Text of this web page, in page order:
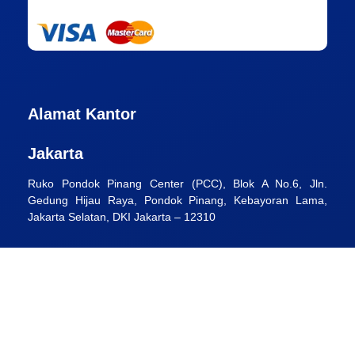
Alamat Kantor
Jakarta
Ruko Pondok Pinang Center (PCC), Blok A No.6, Jln.
Gedung Hijau Raya, Pondok Pinang, Kebayoran Lama,
Jakarta Selatan, DKI Jakarta – 12310